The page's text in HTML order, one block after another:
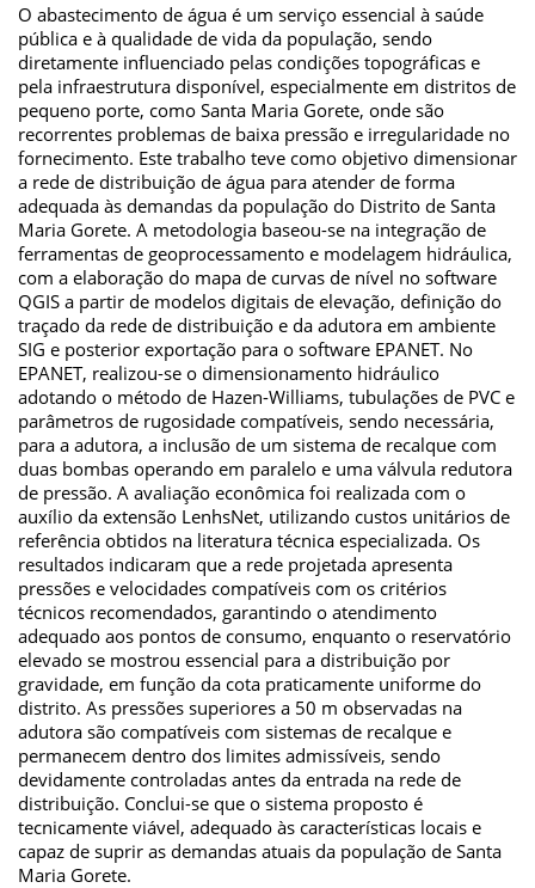
O abastecimento de água é um serviço essencial à saúde
pública e à qualidade de vida da população, sendo
diretamente influenciado pelas condições topográficas e
pela infraestrutura disponível, especialmente em distritos de
pequeno porte, como Santa Maria Gorete, onde são
recorrentes problemas de baixa pressão e irregularidade no
fornecimento. Este trabalho teve como objetivo dimensionar
a rede de distribuição de água para atender de forma
adequada às demandas da população do Distrito de Santa
Maria Gorete. A metodologia baseou-se na integração de
ferramentas de geoprocessamento e modelagem hidráulica,
com a elaboração do mapa de curvas de nível no software
QGIS a partir de modelos digitais de elevação, definição do
traçado da rede de distribuição e da adutora em ambiente
SIG e posterior exportação para o software EPANET. No
EPANET, realizou-se o dimensionamento hidráulico
adotando o método de Hazen-Williams, tubulações de PVC e
parâmetros de rugosidade compatíveis, sendo necessária,
para a adutora, a inclusão de um sistema de recalque com
duas bombas operando em paralelo e uma válvula redutora
de pressão. A avaliação econômica foi realizada com o
auxílio da extensão LenhsNet, utilizando custos unitários de
referência obtidos na literatura técnica especializada. Os
resultados indicaram que a rede projetada apresenta
pressões e velocidades compatíveis com os critérios
técnicos recomendados, garantindo o atendimento
adequado aos pontos de consumo, enquanto o reservatório
elevado se mostrou essencial para a distribuição por
gravidade, em função da cota praticamente uniforme do
distrito. As pressões superiores a 50 m observadas na
adutora são compatíveis com sistemas de recalque e
permanecem dentro dos limites admissíveis, sendo
devidamente controladas antes da entrada na rede de
distribuição. Conclui-se que o sistema proposto é
tecnicamente viável, adequado às características locais e
capaz de suprir as demandas atuais da população de Santa
Maria Gorete.